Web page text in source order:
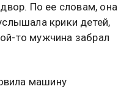
По ее словам, она
крики детей,
то мужчина забрал
машину